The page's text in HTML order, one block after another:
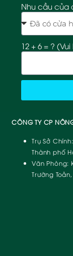
Nhu cầu của
12 + 6 = ?
CÔNG TY CP
Trụ Sở Chính:
Thành phố
Văn Phòng:
Trường